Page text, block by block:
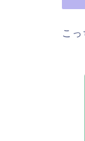
こ